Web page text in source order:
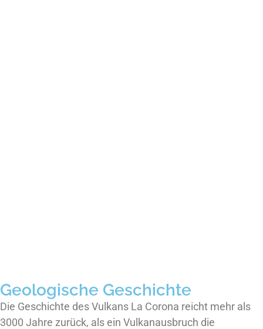
Geologische Geschichte
Die Geschichte des Vulkans La Corona reicht mehr als
3000 Jahre zurück, als ein Vulkanausbruch die